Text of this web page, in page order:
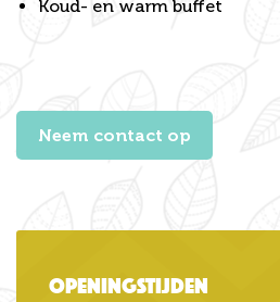
Koud- en warm buffet
Neem contact op
Openingstijden